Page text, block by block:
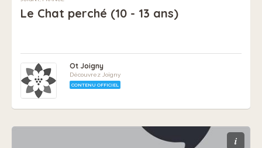
Le Chat perché (10 - 13 ans)
Ot Joigny
Découvrez Joigny
CONTENU OFFICIEL
i